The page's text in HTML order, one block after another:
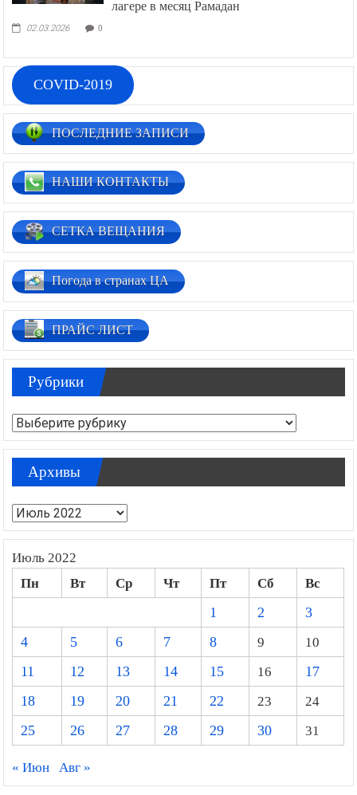
лагере в месяц Рамадан
02.03.2026 0
COVID-2019
ПОСЛЕДНИЕ ЗАПИСИ
НАШИ КОНТАКТЫ
СЕТКА ВЕЩАНИЯ
Погода в странах ЦА
ПРАЙС ЛИСТ
Рубрики
Рубрики
Архивы
Архивы
Июль 2022
Пн Вт Ср Чт Пт Сб
Вс
1
2
3
4
5 6 7 8 9
10
11
12 13 14 15 16
17
18
19 20 21 22 23
24
25
26 27 28 29 30 31
« Июн Авг »